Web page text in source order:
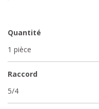
Quantité
1 pièce
Raccord
5/4